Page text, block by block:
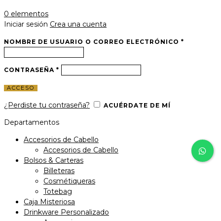
0 elementos
Iniciar sesión Crea una cuenta
NOMBRE DE USUARIO O CORREO ELECTRÓNICO *
CONTRASEÑA *
ACCESO
¿Perdiste tu contraseña? ACUÉRDATE DE MÍ
Departamentos
Accesorios de Cabello
Accesorios de Cabello
Bolsos & Carteras
Billeteras
Cosmétiqueras
Totebag
Caja Misteriosa
Drinkware Personalizado